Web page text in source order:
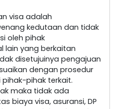
visa adalah
kedutaan dan tidak
oleh pihak
lain yang berkaitan
disetujuinya pengajuan
dengan prosedur
pihak terkait.
maka tidak ada
biaya visa, asuransi, DP